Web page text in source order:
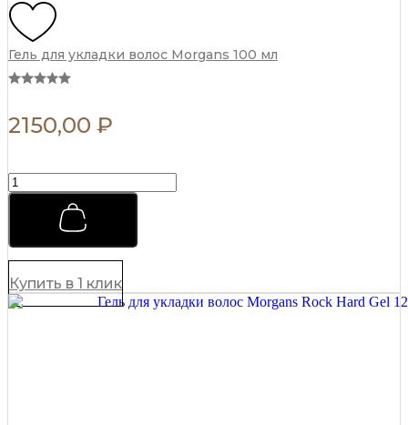
Гель для укладки волос Morgans 100 мл
2150,00 ₽
Гель
для
Morgans
100
мл
quantity
Купить в 1 клик